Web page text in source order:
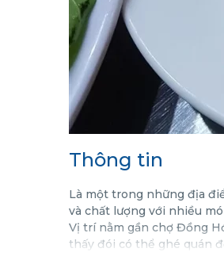
Thông tin
Là một trong những địa
và chất lượng với nhiều
Vị trí nằm gần chợ Đồng
thấy đói có thể ghé quán